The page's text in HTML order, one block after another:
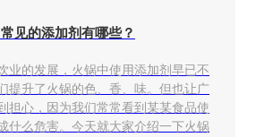
见的添加剂有哪些？
的发展，火锅中使用添加剂早已不
提升了火锅的色、香、味。但也让广
担心，因为我们常常看到某某食品使
什么危害。今天就大家介绍一下火锅